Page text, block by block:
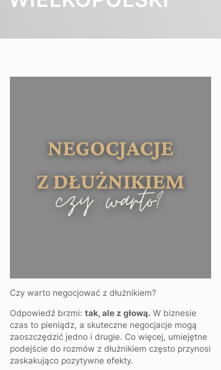
Czy warto negocjować z dłużnikiem?
Odpowiedź brzmi: tak, ale z głową. W biznesie
czas to pieniądz, a skuteczne negocjacje mogą
zaoszczędzić jedno i drugie. Co więcej, umiejętne
podejście do rozmów z dłużnikiem często przynosi
zaskakująco pozytywne efekty.